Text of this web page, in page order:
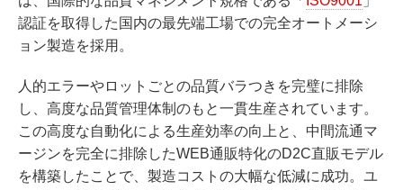
認証を取得した国内の最先端工場での完全オートメーシ
ョン製造を採用。
人的エラーやロットごとの品質バラつきを完璧に排除
し、高度な品質管理体制のもと一貫生産されています。
この高度な自動化による生産効率の向上と、中間流通マ
ージンを完全に排除したWEB通販特化のD2C直販モデル
を構築したことで、製造コストの大幅な低減に成功。ユ